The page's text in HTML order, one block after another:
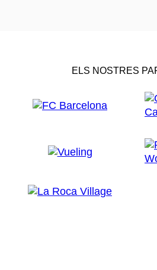
ELS NOSTRES